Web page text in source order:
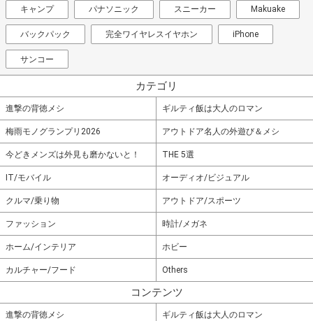
キャンプ パナソニック スニーカー Makuake
バックパック 完全ワイヤレスイヤホン iPhone
サンコー
カテゴリ
進撃の背徳メシ ギルティ飯は大人のロマン
梅雨モノグランプリ2026 アウトドア名人の外遊び＆メシ
今どきメンズは外見も磨かないと！ THE 5選
IT/モバイル オーディオ/ビジュアル
クルマ/乗り物 アウトドア/スポーツ
ファッション 時計/メガネ
ホーム/インテリア ホビー
カルチャー/フード Others
コンテンツ
進撃の背徳メシ ギルティ飯は大人のロマン